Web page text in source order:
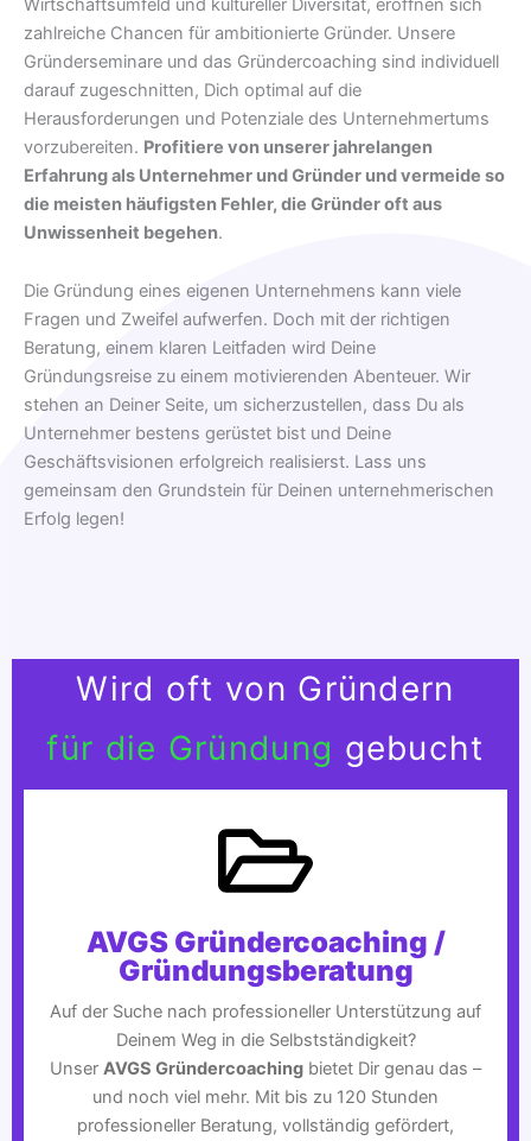
zahlreiche Chancen für ambitionierte Gründer. Unsere
Gründerseminare und das Gründercoaching sind individuell
darauf zugeschnitten, Dich optimal auf die
Herausforderungen und Potenziale des Unternehmertums
vorzubereiten. Profitiere von unserer jahrelangen
Erfahrung als Unternehmer und Gründer und vermeide so
die meisten häufigsten Fehler, die Gründer oft aus
Unwissenheit begehen.
Die Gründung eines eigenen Unternehmens kann viele
Fragen und Zweifel aufwerfen. Doch mit der richtigen
Beratung, einem klaren Leitfaden wird Deine
Gründungsreise zu einem motivierenden Abenteuer. Wir
stehen an Deiner Seite, um sicherzustellen, dass Du als
Unternehmer bestens gerüstet bist und Deine
Geschäftsvisionen erfolgreich realisierst. Lass uns
gemeinsam den Grundstein für Deinen unternehmerischen
Erfolg legen!
Wird oft von Gründern
für die Gründung gebucht
AVGS Gründercoaching /
Gründungsberatung
Auf der Suche nach professioneller Unterstützung auf
Deinem Weg in die Selbstständigkeit?
Unser AVGS Gründercoaching bietet Dir genau das –
und noch viel mehr. Mit bis zu 120 Stunden
professioneller Beratung, vollständig gefördert,